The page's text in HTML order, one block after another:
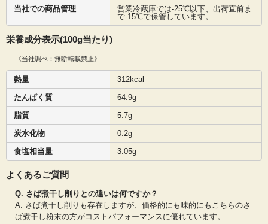
当社での商品管理
営業冷蔵庫では-25℃以下、出荷直前ま
で-15℃で保管しています。
栄養成分表示(100g当たり)
《当社調べ：無断転載禁止》
熱量
312kcal
たんぱく質
64.9g
脂質
5.7g
炭水化物
0.2g
食塩相当量
3.05g
よくあるご質問
Q. さば煮干し削りとの違いは何ですか？
A. さば煮干し削りも存在しますが、価格的にも味的にもこちらのさ
ば煮干し粉末の方がコストパフォーマンスに優れています。